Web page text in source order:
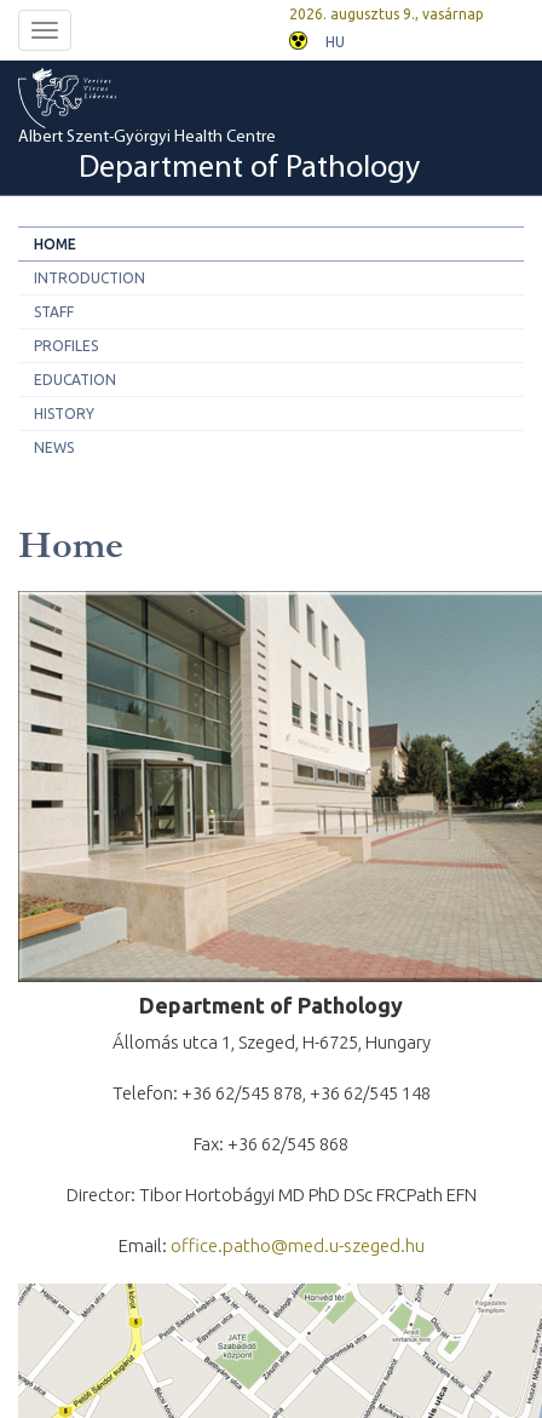
Toggle
navigation
2026. augusztus 9., vasárnap
HU
Albert Szent-Györgyi Health Centre
Department of Pathology
HOME
INTRODUCTION
STAFF
PROFILES
EDUCATION
HISTORY
NEWS
Home
Department of Pathology
Állomás utca 1, Szeged, H-6725, Hungary
Telefon: +36 62/545 878, +36 62/545 148
Fax: +36 62/545 868
Director: Tibor Hortobágyi MD PhD DSc FRCPath EFN
Email: office.patho@med.u-szeged.hu